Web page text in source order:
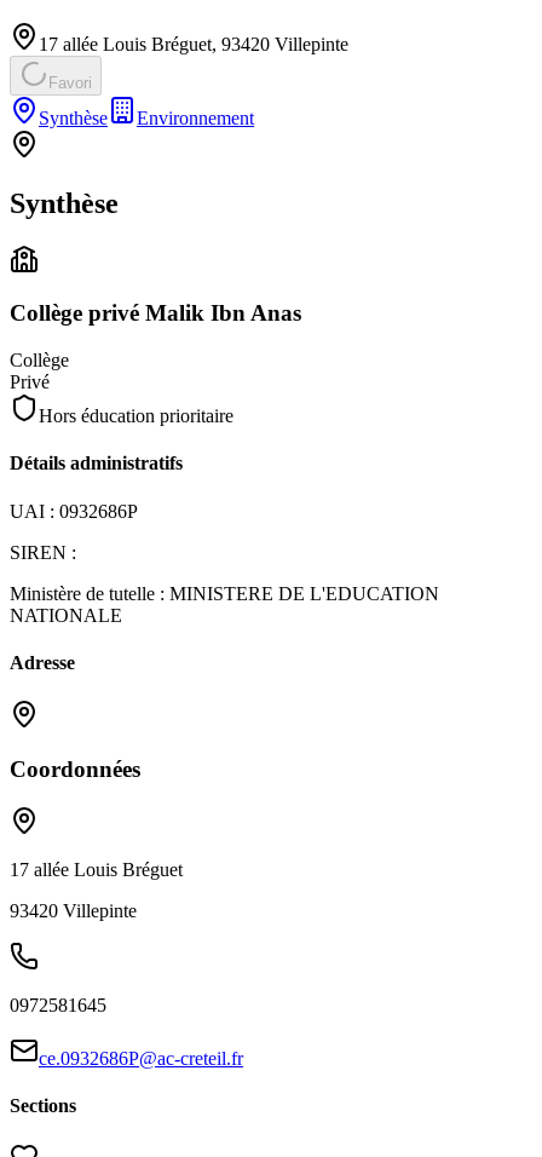
17 allée Louis Bréguet, 93420 Villepinte
Favori
Synthèse Environnement
Synthèse
Collège privé Malik Ibn Anas
Collège
Privé
Hors éducation prioritaire
Détails administratifs
UAI : 0932686P
SIREN :
Ministère de tutelle : MINISTERE DE L'EDUCATION
NATIONALE
Adresse
Coordonnées
17 allée Louis Bréguet
93420 Villepinte
0972581645
ce.0932686P@ac-creteil.fr
Sections